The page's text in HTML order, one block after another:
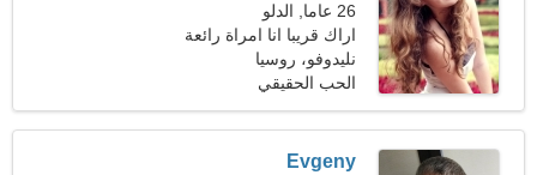
26 عاما, الدلو
اراك قريبا انا امراة رائعة
نليدوفو، روسيا
الحب الحقيقي
Evgeny